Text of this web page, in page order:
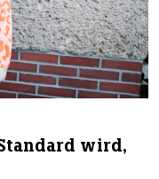
wird,